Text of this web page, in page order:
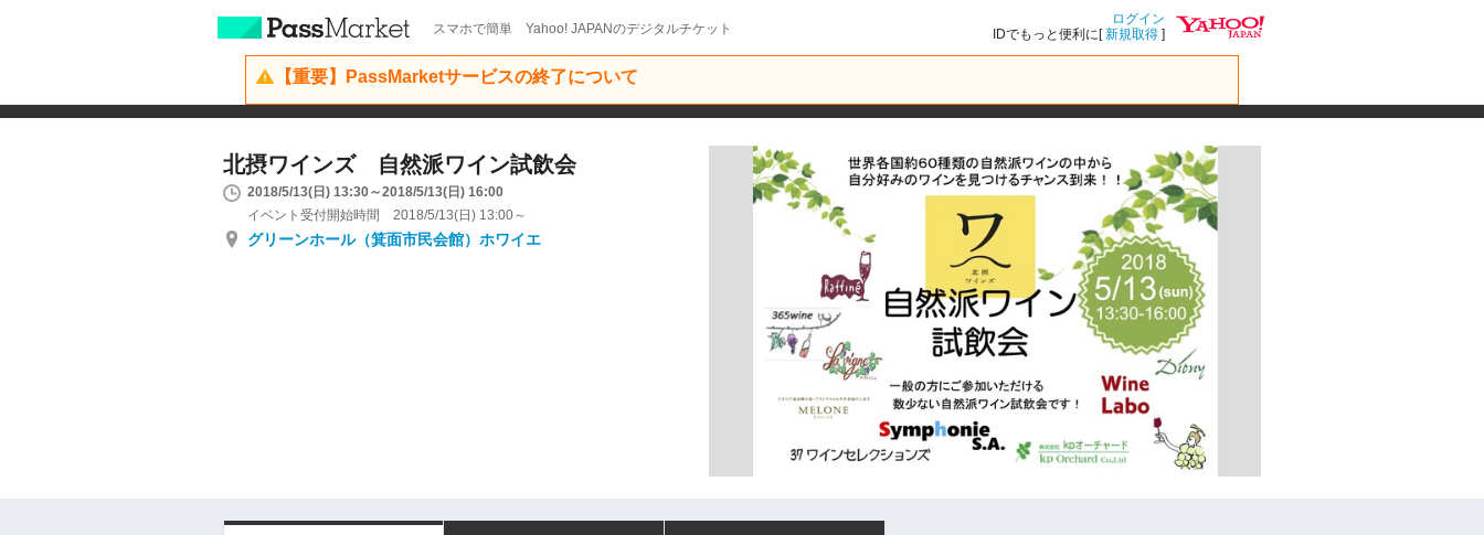
スマホで簡単 Yahoo! JAPANのデジタルチケット
ログイン
IDでもっと便利に[新規取得 ]
【重要】PassMarketサービスの終了について
北摂ワインズ 自然派ワイン試飲会
2018/5/13(日) 13:30～2018/5/13(日) 16:00
イベント受付開始時間 2018/5/13(日) 13:00～
グリーンホール（箕面市民会館）ホワイエ